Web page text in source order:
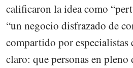
calificaron la idea como
“un negocio disfrazado de
compartido por especialistas
claro: que personas en